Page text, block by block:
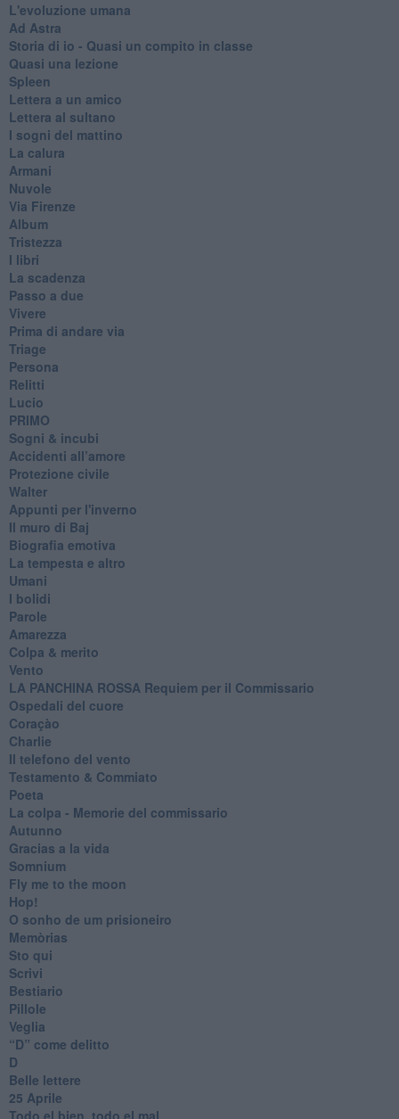
L'evoluzione umana
Ad Astra
Storia di io - Quasi un compito in classe
Quasi una lezione
Spleen
Lettera a un amico
Lettera al sultano
I sogni del mattino
La calura
Armani
Nuvole
Via Firenze
Album
Tristezza
I libri
La scadenza
Passo a due
Vivere
Prima di andare via
Triage
Persona
Relitti
Lucio
PRIMO
Sogni & incubi
Accidenti all’amore
Protezione civile
Walter
Appunti per l'inverno
Il muro di Baj
Biografia emotiva
La tempesta e altro
Umani
I bolidi
Parole
Amarezza
Colpa & merito
Vento
​LA PANCHINA ROSSA Requiem per il Commissario
Ospedali del cuore
Coraçào
Charlie
Il telefono del vento
Testamento & Commiato
Poeta
​La colpa - Memorie del commissario
Autunno
Gracias a la vida
Somnium
Fly me to the moon
Hop!
O sonho de um prisioneiro
Memòrias
Sto qui
Scrivi
Bestiario
Pillole
Veglia
​“D” come delitto
D
Belle lettere
25 Aprile
Todo el bien, todo el mal